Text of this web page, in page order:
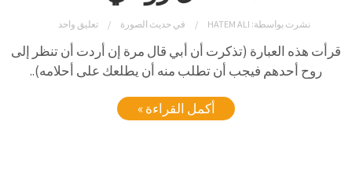
نشرت بواسطة: HATEM ALI فيحديث الصورة تعليق واحد
قرأت هذه العبارة (تذكرت أن أبي قال مرة إن أردت أنتنظر إلى
روح أحدهم فيجب أنتطلب منه أن يطلعك على أحلامه)..
أكمل القراءة »